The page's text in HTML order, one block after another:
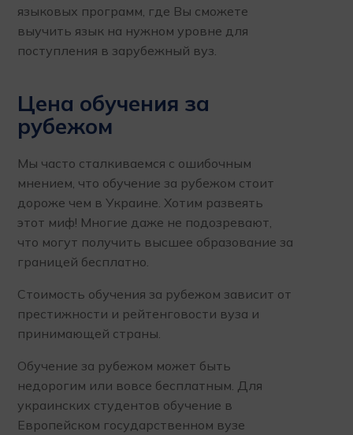
языковых программ, где Вы сможете
выучить язык на нужном уровне для
поступления в зарубежный вуз.
Цена обучения за
рубежом
Мы часто сталкиваемся с ошибочным
мнением, что обучение за рубежом стоит
дороже чем в Украине. Хотим развеять
этот миф! Многие даже не подозревают,
что могут получить высшее образование за
границей бесплатно.
Стоимость обучения за рубежом зависит от
престижности и рейтенговости вуза и
принимающей страны.
Обучение за рубежом может быть
недорогим или вовсе бесплатным. Для
украинских студентов обучение в
Европейском государственном вузе